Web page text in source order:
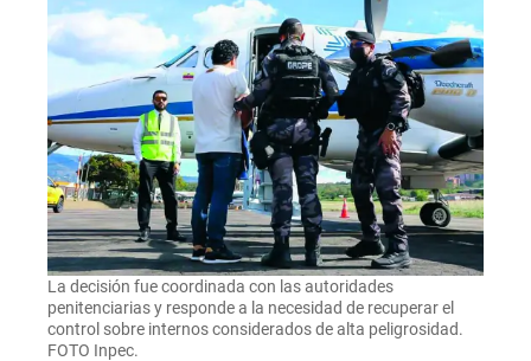
La decisión fue coordinada con las autoridades
penitenciarias y responde a la necesidad de recuperar el
control sobre internos considerados de alta peligrosidad.
FOTO Inpec.